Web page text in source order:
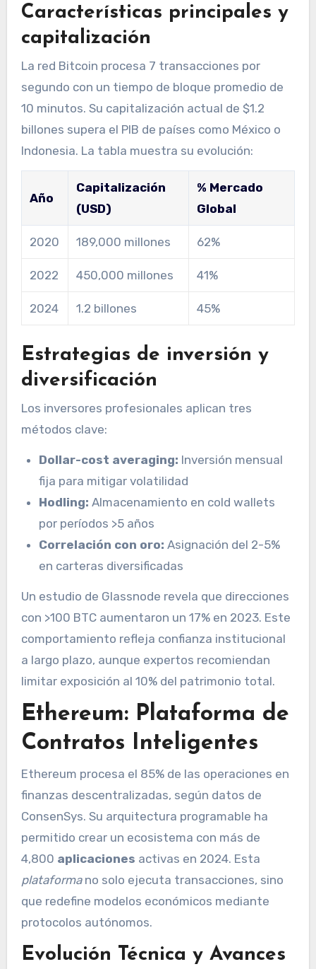
Características principales y
capitalización
La red Bitcoin procesa 7 transacciones por
segundo con un tiempo de bloque promedio de
10 minutos. Su capitalización actual de $1.2
billones supera el PIB de países como México o
Indonesia. La tabla muestra su evolución:
Año
Capitalización
(USD)
% Mercado
Global
2020 189,000 millones 62%
2022 450,000 millones 41%
2024 1.2 billones 45%
Estrategias de inversión y
diversificación
Los inversores profesionales aplican tres
métodos clave:
Dollar-cost averaging: Inversión mensual
fija para mitigar volatilidad
Hodling: Almacenamiento en cold wallets
por períodos >5 años
Correlación con oro: Asignación del 2-5%
en carteras diversificadas
Un estudio de Glassnode revela que direcciones
con >100 BTC aumentaron un 17% en 2023. Este
comportamiento refleja confianza institucional
a largo plazo, aunque expertos recomiendan
limitar exposición al 10% del patrimonio total.
Ethereum: Plataforma de
Contratos Inteligentes
Ethereum procesa el 85% de las operaciones en
finanzas descentralizadas, según datos de
ConsenSys. Su arquitectura programable ha
permitido crear un ecosistema con más de
4,800 aplicaciones activas en 2024. Esta
plataformano solo ejecuta transacciones, sino
que redefine modelos económicos mediante
protocolos autónomos.
Evolución Técnica y Avances